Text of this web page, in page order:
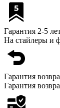
Гарантия 2-5
На стайлеры и
Гарантия
Гарантия